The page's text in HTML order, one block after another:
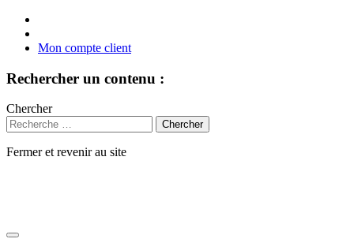
Mon compte client
Rechercher un contenu :
Chercher
Fermer et revenir au site